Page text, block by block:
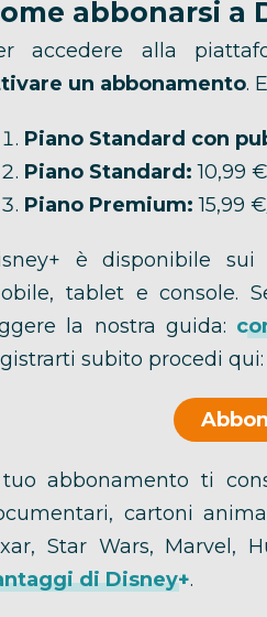
abbonarsi a
accedere alla
un abbonamento.
Piano Standard con
Piano Standard: 10,99
Piano Premium: 15,99
è disponibile sui
tablet e console.
la nostra guida:
subito procedi qui:
abbonamento ti
cartoni
Star Wars, Marvel,
di Disney+.